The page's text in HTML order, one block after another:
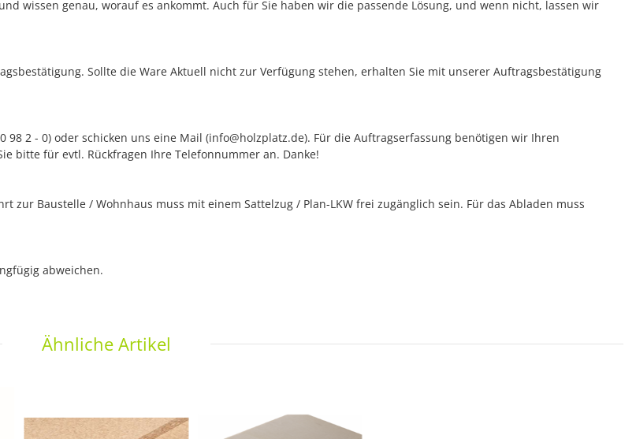
wissen genau, worauf es ankommt. Auch für Sie haben wir die passende Lösung, und wenn nicht, lassen wir
Sollte die Ware Aktuell nicht zur Verfügung stehen, erhalten Sie mit unserer Auftragsbestätigung
2 - 0) oder schicken uns eine Mail (info@holzplatz.de). Für die Auftragserfassung benötigen wir Ihren
bitte für evtl. Rückfragen Ihre Telefonnummer an. Danke!
zur Baustelle / Wohnhaus muss mit einem Sattelzug / Plan-LKW frei zugänglich sein. Für das Abladen muss
abweichen.
Ähnliche Artikel